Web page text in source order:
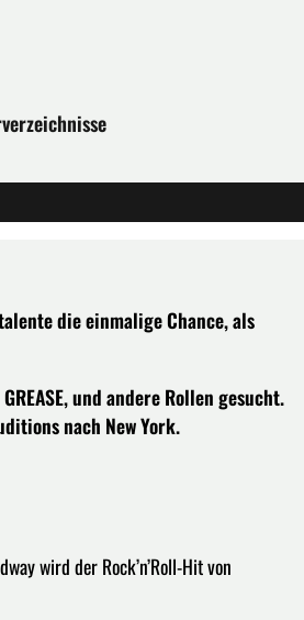
die einmalige Chance, als
und andere Rollen gesucht.
nach New York.
wird der Rock’n’Roll-Hit von